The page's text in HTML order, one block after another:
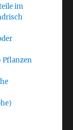
im
Pflanzen